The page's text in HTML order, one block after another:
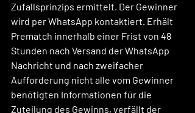
Zufallsprinzips ermittelt. Der Gewinner
wird per WhatsApp kontaktiert. Erhält
Prematch innerhalb einer Frist von 48
Stunden nach Versand der WhatsApp
Nachricht und nach zweifacher
Aufforderung nicht alle vom Gewinner
benötigten Informationen für die
Zuteilung des Gewinns, verfällt der